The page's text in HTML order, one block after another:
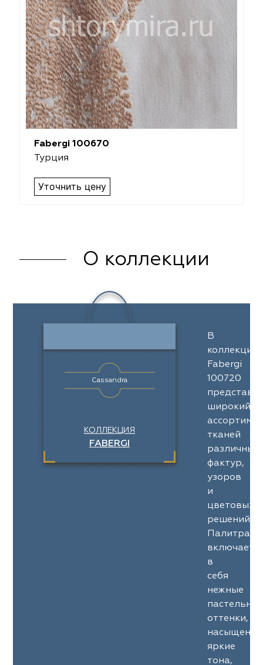
Fabergi 100670
Турция
Уточнить цену
О коллекции
Cassandra
КОЛЛЕКЦИЯ
FABERGI
В
коллекции
Fabergi
100720
широкий
тканей
различных
фактур,
узоров
и
цветовых
решений.
Палитра
включает
в
себя
нежные
оттенки,
яркие
тона,